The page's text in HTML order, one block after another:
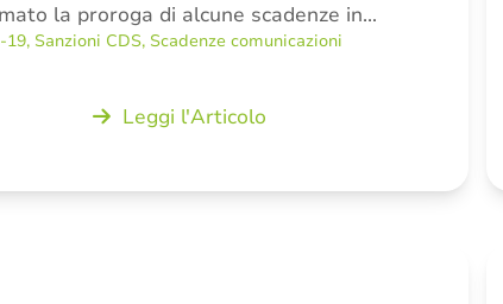
la proroga di alcune scadenze in…
19, Sanzioni CDS, Scadenze comunicazioni
Leggi l'Articolo